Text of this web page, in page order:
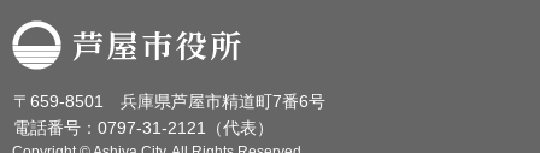
芦屋市役所
〒659-8501 兵庫県芦屋市精道町7番6号
電話番号：0797-31-2121（代表）